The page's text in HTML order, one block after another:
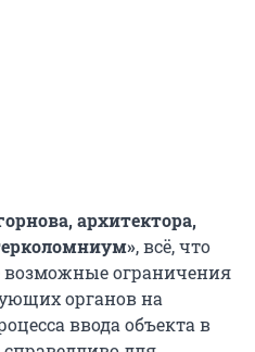
архитектора,
, всё, что
возможные ограничения
органов на
ввода объекта в